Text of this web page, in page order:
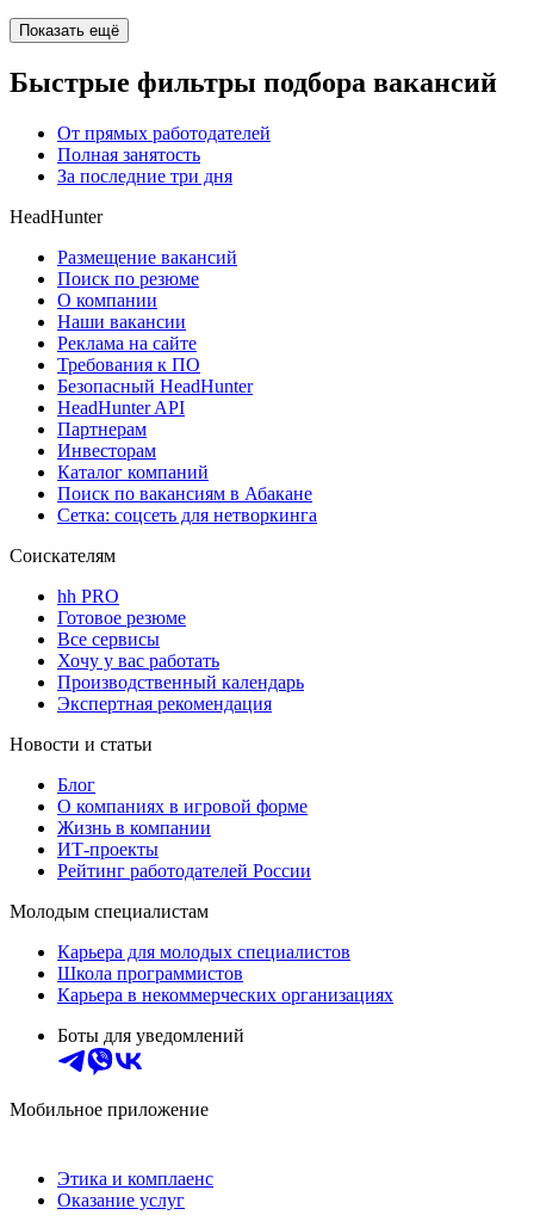
Показать ещё
Быстрые фильтры подбора вакансий
От прямых работодателей
Полная занятость
За последние три дня
HeadHunter
Размещение вакансий
Поиск по резюме
О компании
Наши вакансии
Реклама на сайте
Требования к ПО
Безопасный HeadHunter
HeadHunter API
Партнерам
Инвесторам
Каталог компаний
Поиск по вакансиям в Абакане
Сетка: соцсеть для нетворкинга
Соискателям
hh PRO
Готовое резюме
Все сервисы
Хочу у вас работать
Производственный календарь
Экспертная рекомендация
Новости и статьи
Блог
О компаниях в игровой форме
Жизнь в компании
ИТ-проекты
Рейтинг работодателей России
Молодым специалистам
Карьера для молодых специалистов
Школа программистов
Карьера в некоммерческих организациях
Боты для уведомлений
Мобильное приложение
Этика и комплаенс
Оказание услуг